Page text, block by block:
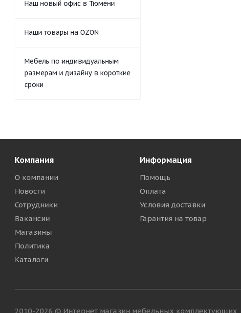
Наш новый офис в Тюмени
Наши товары на OZON
Мебель по индивидуальным
размерам и дизайну в короткие
сроки
Компания
О компании
Новости
Сотрудники
Вакансии
Магазины
Политика
Каталоги
Информация
Помощь
Оплата
Условия доставки
Гарантия на товар
2010-2026 © Интернет магазин мебельных комплектующих